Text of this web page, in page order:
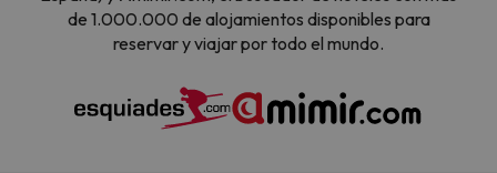
de 1.000.000 de alojamientos disponibles para
reservar y viajar por todo el mundo.